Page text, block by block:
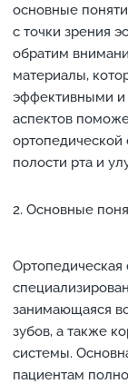
основные
с точки зрения
обратим
материалы,
эффективными и
аспектов
ортопедической
полости рта и
Основные
Ортопедическая
занимающаяся
зубов, а также
системы.
пациентам